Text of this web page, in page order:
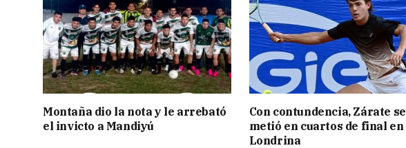
Montaña dio la nota y le arrebató
el invicto a Mandiyú
Con contundencia, Zárate se
metió en cuartos de final en
Londrina